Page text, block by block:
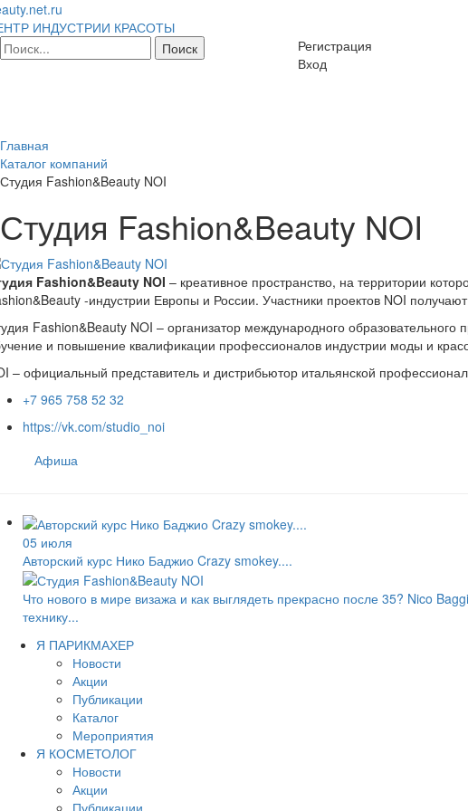
ИНДУСТРИИ КРАСОТЫ
Регистрация
Вход
Главная
Каталог компаний
Студия Fashion&Beauty NOI
Студия Fashion&Beauty NOI
Fashion&Beauty NOI – креативное пространство, на территории
-индустрии Европы и России. Участники проектов NOI
Fashion&Beauty NOI – организатор международного
и повышение квалификации профессионалов индустрии моды и
– официальный представитель и дистрибьютор итальянской
+7 965 758 52 32
https://vk.com/studio_noi
Афиша
05 июля
Авторский курс Нико Баджио Crazy smokey....
Что нового в мире визажа и как выглядеть прекрасно после 35? Nico
технику...
Я ПАРИКМАХЕР
Новости
Акции
Публикации
Каталог
Мероприятия
Я КОСМЕТОЛОГ
Новости
Акции
Публикации